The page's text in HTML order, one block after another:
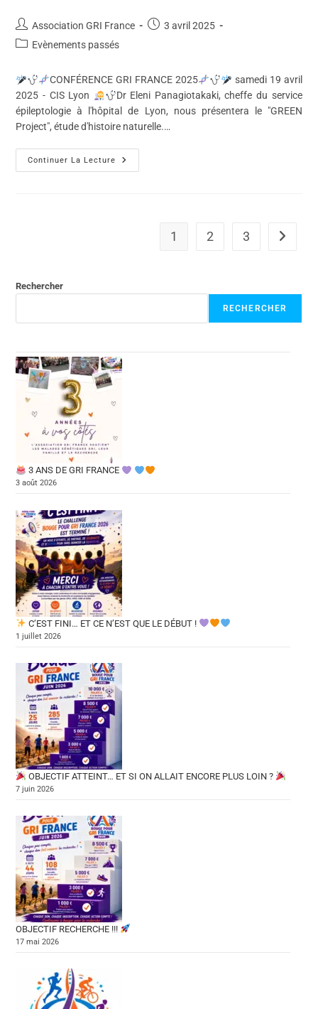
Association GRI France
3 avril 2025
Evènements passés
CONFÉRENCE GRI FRANCE 2025
samedi 19 avril
2025 - CIS Lyon
Dr Eleni Panagiotakaki, cheffe du service
épileptologie à l'hôpital de Lyon, nous présentera le "GREEN
Project", étude d'histoire naturelle.…
Continuer La Lecture
1 2 3
Rechercher
RECHERCHER
3 ANS DE GRI FRANCE
3 août 2026
C’EST FINI… ET CE N’EST QUE LE DÉBUT !
1 juillet 2026
OBJECTIF ATTEINT… ET SI ON ALLAIT ENCORE PLUS LOIN ?
7 juin 2026
OBJECTIF RECHERCHE !!!
17 mai 2026